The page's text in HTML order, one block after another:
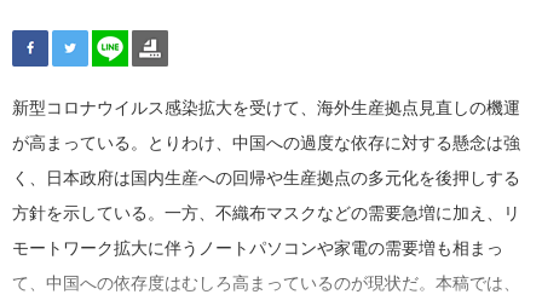
新型コロナウイルス感染拡大を受けて、海外生産拠点見直しの機運
が高まっている。とりわけ、中国への過度な依存に対する懸念は強
く、日本政府は国内生産への回帰や生産拠点の多元化を後押しする
方針を示している。一方、不織布マスクなどの需要急増に加え、リ
モートワーク拡大に伴うノートパソコンや家電の需要増も相まっ
て、中国への依存度はむしろ高まっているのが現状だ。本稿では、